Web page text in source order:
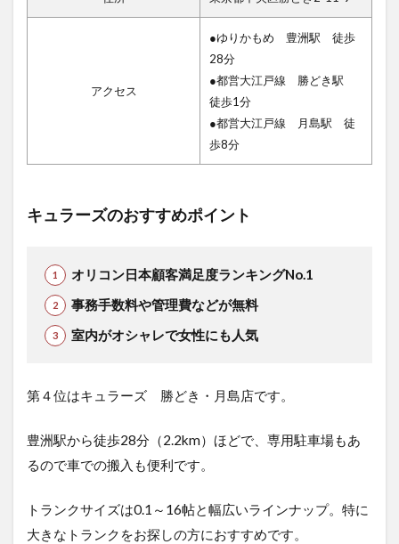
アクセス
●ゆりかもめ 豊洲駅 徒歩
28分
●都営大江戸線 勝どき駅
徒歩1分
●都営大江戸線 月島駅 徒
歩8分
キュラーズのおすすめポイント
オリコン日本顧客満足度ランキングNo.1
事務手数料や管理費などが無料
室内がオシャレで女性にも人気
第４位はキュラーズ 勝どき・月島店です。
豊洲駅から徒歩28分（2.2km）ほどで、専用駐車場もあ
るので車での搬入も便利です。
トランクサイズは0.1～16帖と幅広いラインナップ。特に
大きなトランクをお探しの方におすすめです。